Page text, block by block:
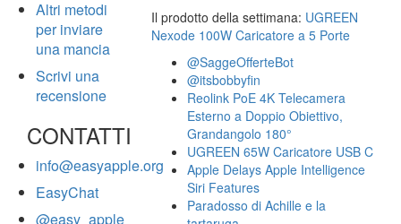
Altri metodi
per inviare
una mancia
Scrivi una
recensione
CONTATTI
info@easyapple.org
EasyChat
@easy_apple
Il prodotto della settimana: UGREEN
Nexode 100W Caricatore a 5 Porte
@SaggeOfferteBot
@itsbobbyfin
Reolink PoE 4K Telecamera
Esterno a Doppio Obiettivo,
Grandangolo 180°
UGREEN 65W Caricatore USB C
Apple Delays Apple Intelligence
Siri Features
Paradosso di Achille e la